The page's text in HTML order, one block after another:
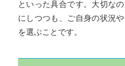
といった具合です。大切な
にしつつも、ご自身の状況
を選ぶことです。